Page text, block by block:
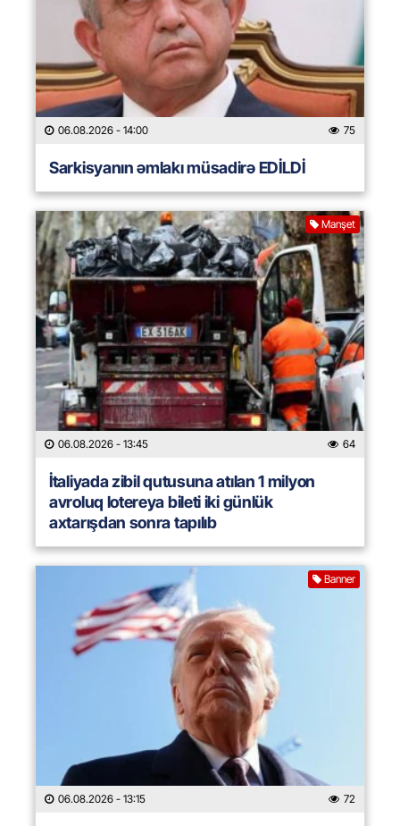
06.08.2026 - 14:00 75
Sarkisyanın əmlakı müsadirə EDİLDİ
Manşet
06.08.2026 - 13:45 64
İtaliyada zibil qutusuna atılan 1 milyon
avroluq lotereya bileti iki günlük
axtarışdan sonra tapılıb
Banner
06.08.2026 - 13:15 72